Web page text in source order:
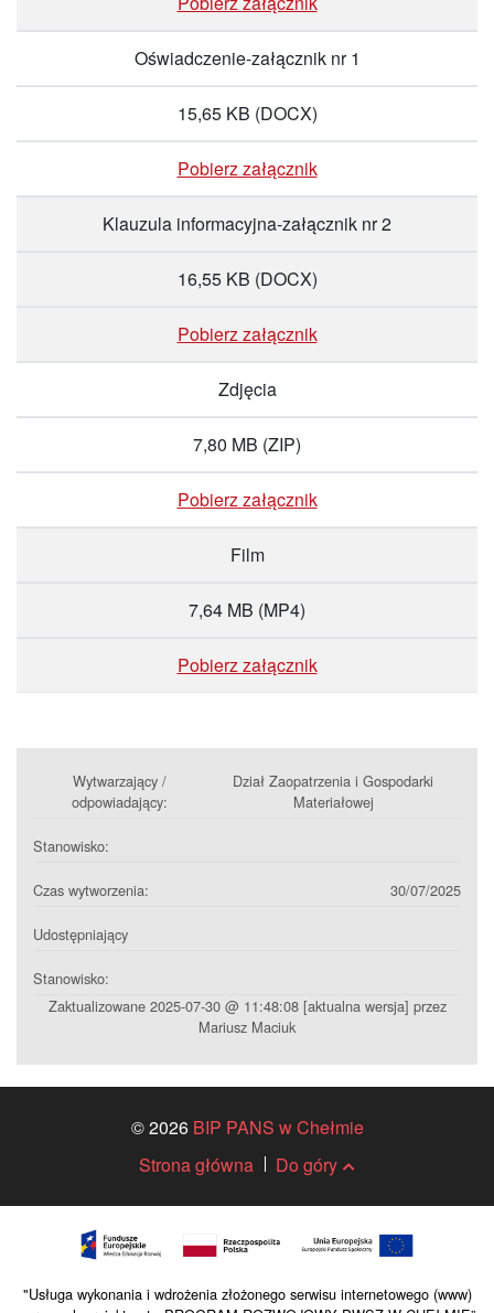
Oświadczenie-załącznik nr 1
15,65 KB (DOCX)
Pobierz załącznik
Klauzula informacyjna-załącznik nr 2
16,55 KB (DOCX)
Pobierz załącznik
Zdjęcia
7,80 MB (ZIP)
Pobierz załącznik
Film
7,64 MB (MP4)
Pobierz załącznik
Wytwarzający /
odpowiadający:
Dział Zaopatrzenia i Gospodarki
Materiałowej
Stanowisko:
Czas wytworzenia: 30/07/2025
Udostępniający
Stanowisko:
Zaktualizowane 2025-07-30 @ 11:48:08 [aktualna wersja] przez
Mariusz Maciuk
© 2026 BIP PANS w Chełmie
Strona główna
Do góry
"Usługa wykonania i wdrożenia złożonego serwisu internetowego (www)